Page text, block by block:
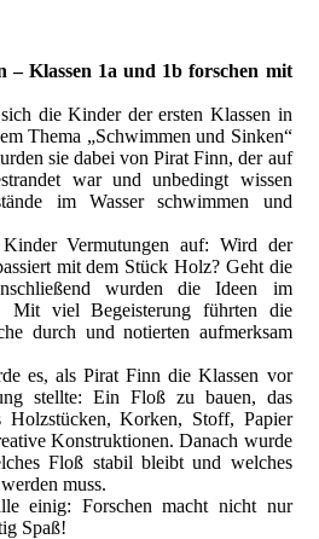
– Klassen 1a und 1b forschen mit
die Kinder der ersten Klassen in
Thema „Schwimmen und Sinken“
sie dabei von Pirat Finn, der auf
war und unbedingt wissen
im Wasser schwimmen und
Vermutungen auf: Wird der
mit dem Stück Holz? Geht die
wurden die Ideen im
Mit viel Begeisterung führten die
durch und notierten aufmerksam
es, als Pirat Finn die Klassen vor
stellte: Ein Floß zu bauen, das
Korken, Stoff, Papier
Konstruktionen. Danach wurde
Floß stabil bleibt und welches
muss.
einig: Forschen macht nicht nur
Spaß!